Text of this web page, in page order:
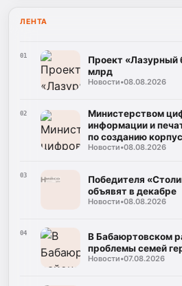
ЛЕНТА
01
Проект «Лазурный
млрд
Новости•08.08.2026
02
Министерством
информации и
по созданию
языков
Новости•08.08.2026
03
Победителя
объявят в декабре
Новости•08.08.2026
04
В Бабаюртовском
проблемы семей
Новости•07.08.2026